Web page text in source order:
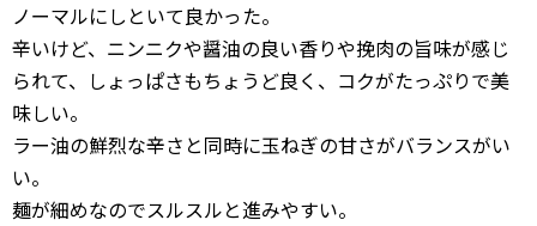
ノーマルにしといて良かった。
辛いけど、ニンニクや醤油の良い香りや挽肉の旨味が感じ
られて、しょっぱさもちょうど良く、コクがたっぷりで美
味しい。
ラー油の鮮烈な辛さと同時に玉ねぎの甘さがバランスがい
い。
麺が細めなのでスルスルと進みやすい。